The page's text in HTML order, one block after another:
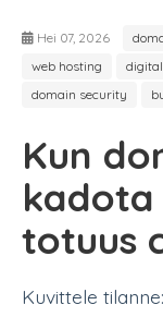
Hei 07, 2026
web hosting
domain security
Kun
kadota
totuus
Kuvittele